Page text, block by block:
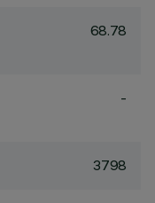
68.78
-
3798